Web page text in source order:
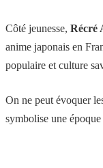
Côté jeunesse, Récré
anime japonais en
populaire et culture
On ne peut évoquer
symbolise une